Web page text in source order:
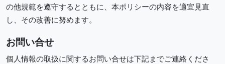
の他規範を遵守するとともに、本ポリシーの内容を適宜見直
し、その改善に努めます。
お問い合せ
個人情報の取扱に関するお問い合せは下記までご連絡くださ